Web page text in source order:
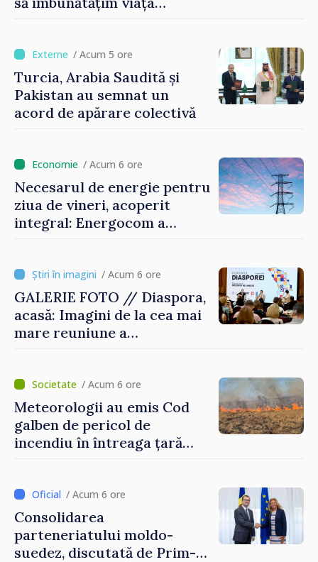
/ Acum 5 ore
Turcia, Arabia Saudită și
Pakistan au semnat un
acord de apărare colectivă
/ Acum 6 ore
Necesarul de energie pentru
ziua de vineri, acoperit
integral: Energocom a
/ Acum 6 ore
GALERIE FOTO // Diaspora,
acasă: Imagini de la cea mai
mare reuniune a
/ Acum 6 ore
Meteorologii au emis Cod
galben de pericol de
incendiu în întreaga țară
/ Acum 6 ore
Consolidarea
parteneriatului moldo-
suedez, discutată de Prim-